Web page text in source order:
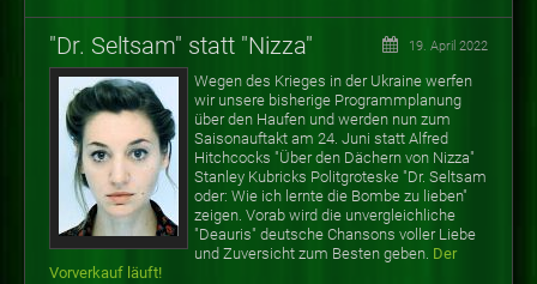
"Dr. Seltsam" statt "Nizza" 19. April 2022
Wegen des Krieges in der Ukraine werfen
wir unsere bisherige Programmplanung
über den Haufen und werden nun zum
Saisonauftakt am 24. Juni statt Alfred
Hitchcocks "Über den Dächern von Nizza"
Stanley Kubricks Politgroteske "Dr. Seltsam
oder: Wie ich lernte die Bombe zu lieben"
zeigen. Vorab wird die unvergleichliche
"Deauris" deutsche Chansons voller Liebe
und Zuversicht zum Besten geben. Der
Vorverkauf läuft!